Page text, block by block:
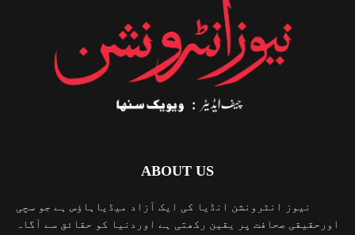
ABOUT US
نیوز انٹرونشن انڈیا کی ایک آزاد میڈیاہاؤس ہے جو سچی
اورحقیقی صحافت پر یقین رکھتی ہے اوردنیا کو حقائق سے آگاہ